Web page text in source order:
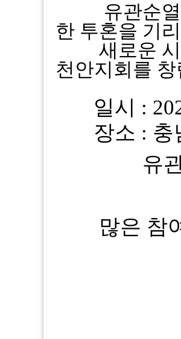
유관순열사
한 투혼을 기
새로운 시
천안지회를
일시 :
장소 : 충
유
많은 참여